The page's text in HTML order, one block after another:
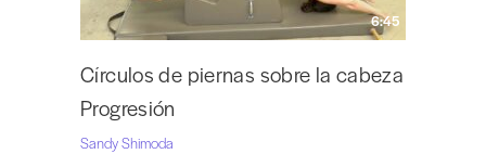
6:45
Círculos de piernas sobre la cabeza
Progresión
Sandy Shimoda